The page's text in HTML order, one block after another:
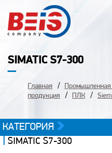
SIMATIC S7-300
Главная Промышленная
продукция
ПЛК
КАТЕГОРИЯ
SIMATIC S7-300